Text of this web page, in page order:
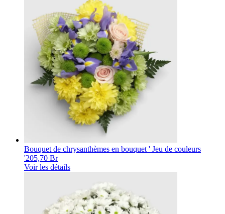
Bouquet de chrysanthèmes en bouquet ' Jeu de couleurs
'205,70 Br
Voir les détails